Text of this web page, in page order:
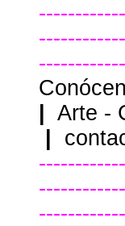
Arte -